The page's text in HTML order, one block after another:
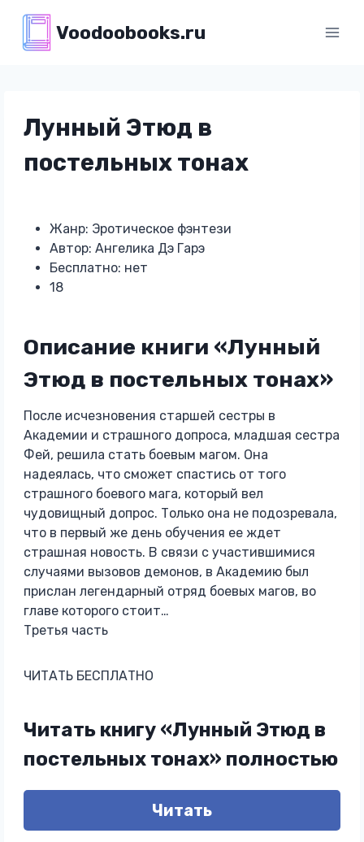
содержимому
Voodoobooks.ru
Лунный Этюд в
постельных тонах
Жанр: Эротическое фэнтези
Автор: Ангелика Дэ Гарэ
Бесплатно: нет
18
Описание книги «Лунный
Этюд в постельных тонах»
После исчезновения старшей сестры в
Академии и страшного допроса, младшая сестра
Фей, решила стать боевым магом. Она
надеялась, что сможет спастись от того
страшного боевого мага, который вел
чудовищный допрос. Только она не подозревала,
что в первый же день обучения ее ждет
страшная новость. В связи с участившимися
случаями вызовов демонов, в Академию был
прислан легендарный отряд боевых магов, во
главе которого стоит…
Третья часть
ЧИТАТЬ БЕСПЛАТНО
Читать книгу «Лунный Этюд в
постельных тонах» полностью
Читать